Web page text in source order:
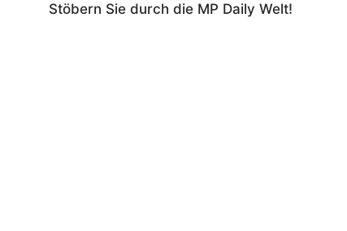
Stöbern Sie durch die MP Daily Welt!